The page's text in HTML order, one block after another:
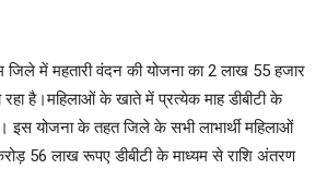
जिले में महतारी वंदन की योजना का 2 लाख 55 हजार
रहा है।महिलाओं के खाते में प्रत्येक माह डीबीटी के
इस योजना के तहत जिले के सभी लाभार्थी महिलाओं
56 लाख रूपए डीबीटी के माध्यम से राशि अंतरण